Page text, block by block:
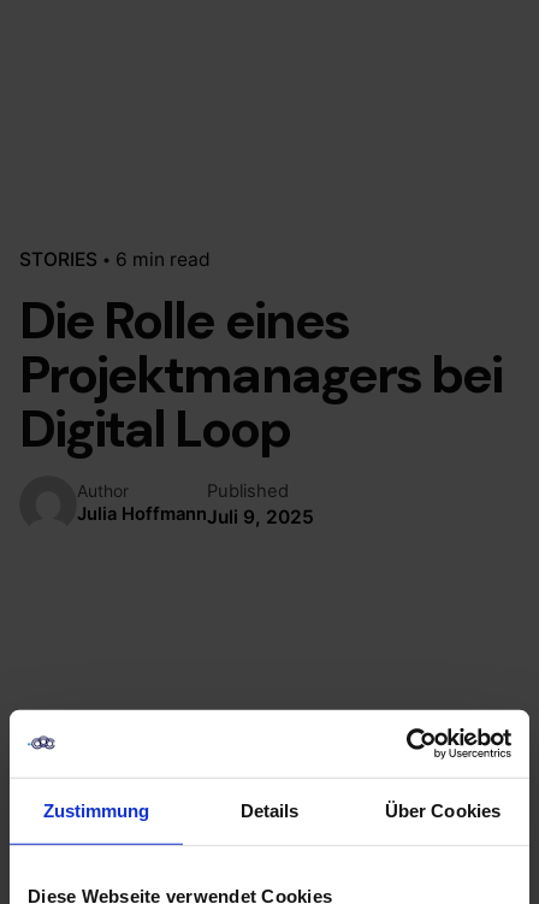
Zustimmung Details Über Cookies
Diese Webseite verwendet Cookies
STORIES 6 min read
Die Rolle eines
Projektmanagers bei
Digital Loop
Author
Julia Hoffmann
Published
Juli 9, 2025